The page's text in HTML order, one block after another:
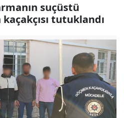
suçüstü
tutuklandı